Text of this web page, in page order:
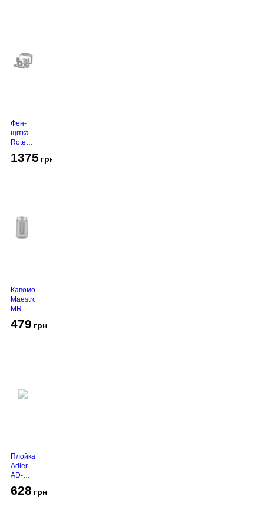
Фен-
щітка
Rotex
RHC-
490-T
1375 грн
Кавомолка
Maestro
MR-
450
Grey
479 грн
Плойка
Adler
AD-
2116
628 грн